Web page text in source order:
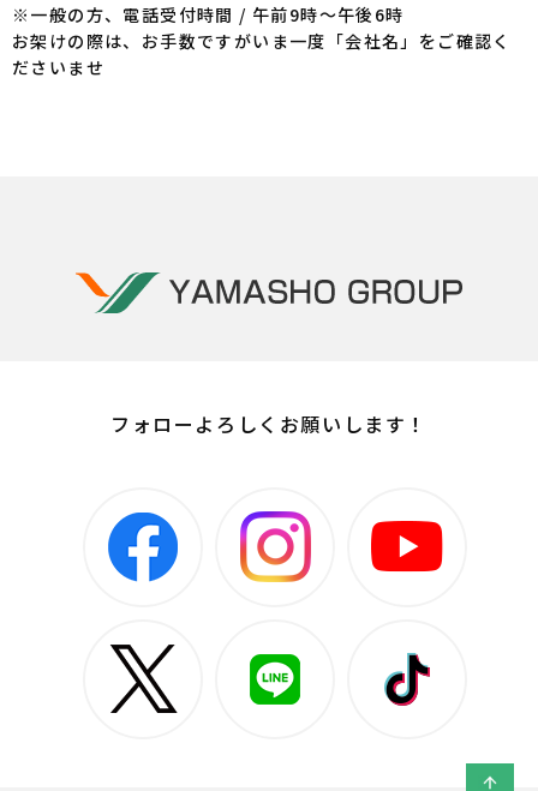
※一般の方、電話受付時間 / 午前9時～午後6時
お架けの際は、お手数ですがいま一度「会社名」をご確認く
ださいませ
フォローよろしくお願いします！